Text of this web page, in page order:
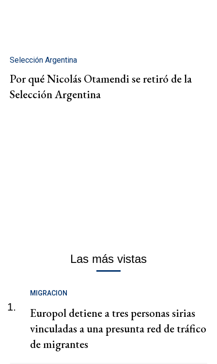
Selección Argentina
Por qué Nicolás Otamendi se retiró de la
Selección Argentina
Las más vistas
1.
MIGRACION
Europol detiene a tres personas sirias
vinculadas a una presunta red de tráfico
de migrantes